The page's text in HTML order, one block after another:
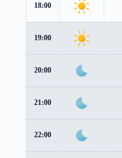
18:00
19:00
20:00
21:00
22:00